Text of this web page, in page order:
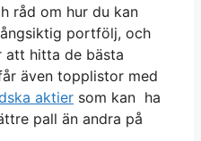
råd om hur du kan
portfölj, och
hitta de bästa
även topplistor med
aktier som kan ha
pall än andra på